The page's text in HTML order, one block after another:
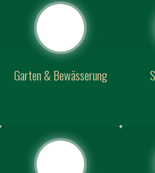
Garten & Bewässerung